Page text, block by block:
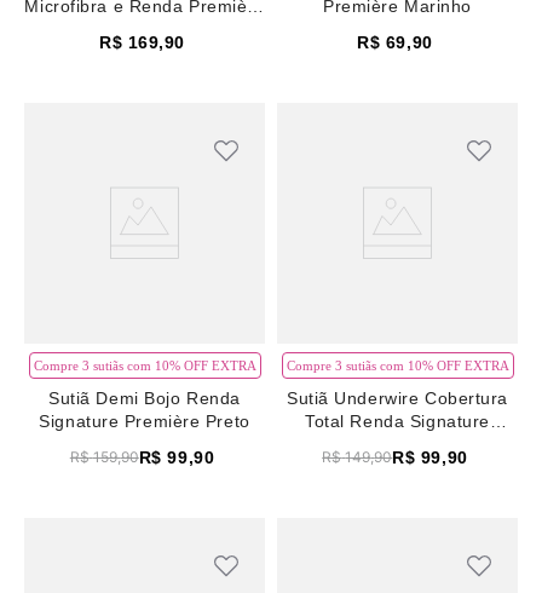
Microfibra e Renda Première
R$ 169,90
Première Marinho
R$ 69,90
Compre 3 sutiãs com 10% OFF EXTRA
Sutiã Demi Bojo Renda
Signature Première Preto
R$ 159,90R$ 99,90
Compre 3 sutiãs com 10% OFF EXTRA
Sutiã Underwire Cobertura
Total Renda Signature
R$ 149,90R$ 99,90